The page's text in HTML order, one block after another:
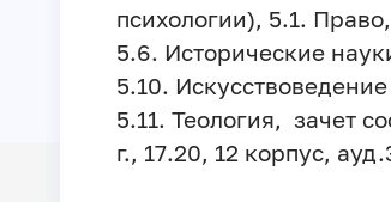
психологии), 5.1.
5.6. Исторические
5.10.
5.11. Теология, зачет
г., 17.20, 12 корпус,